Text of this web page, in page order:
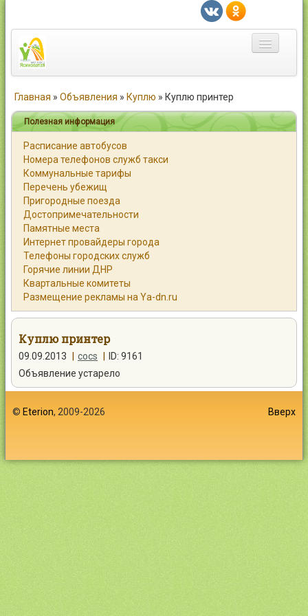
Город
Статьи
Каталог
Справочник
Работа
Объявления
Помощь
Контакты
Главная » Объявления » Куплю » Куплю принтер
Полезная информация
Расписание автобусов
Номера телефонов служб такси
Коммунальные тарифы
Перечень убежищ
Пригородные поезда
Достопримечательности
Памятные места
Интернет провайдеры города
Телефоны городских служб
Горячие линии ДНР
Квартальные комитеты
Размещение рекламы на Ya-dn.ru
Куплю принтер
09.09.2013 cocs
ID: 9161
Объявление устарело
© Eterion, 2009-2026 Вверх